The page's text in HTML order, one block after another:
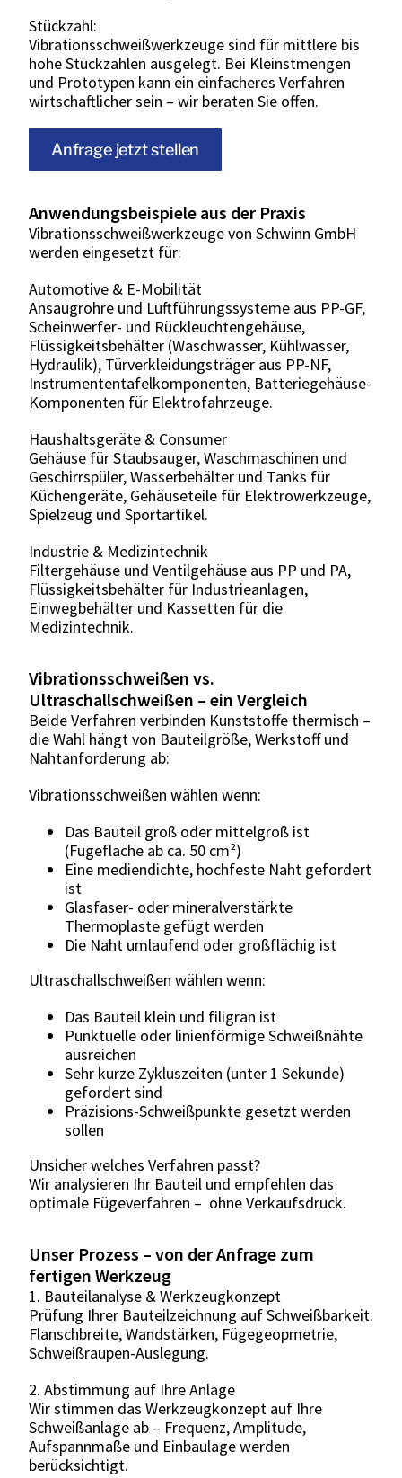
Stückzahl:
Vibrationsschweißwerkzeuge sind für mittlere bis
hohe Stückzahlen ausgelegt. Bei Kleinstmengen
und Prototypen kann ein einfacheres Verfahren
wirtschaftlicher sein – wir beraten Sie offen.
Anfrage jetzt stellen
Anwendungsbeispiele aus der Praxis
Vibrationsschweißwerkzeuge von Schwinn GmbH
werden eingesetzt für:
Automotive & E-Mobilität
Ansaugrohre und Luftführungssysteme aus PP-GF,
Scheinwerfer- und Rückleuchtengehäuse,
Flüssigkeitsbehälter (Waschwasser, Kühlwasser,
Hydraulik), Türverkleidungsträger aus PP-NF,
Instrumententafelkomponenten, Batteriegehäuse-
Komponenten für Elektrofahrzeuge.
Haushaltsgeräte & Consumer
Gehäuse für Staubsauger, Waschmaschinen und
Geschirrspüler, Wasserbehälter und Tanks für
Küchengeräte, Gehäuseteile für Elektrowerkzeuge,
Spielzeug und Sportartikel.
Industrie & Medizintechnik
Filtergehäuse und Ventilgehäuse aus PP und PA,
Flüssigkeitsbehälter für Industrieanlagen,
Einwegbehälter und Kassetten für die
Medizintechnik.
Vibrationsschweißen vs.
Ultraschallschweißen – ein Vergleich
Beide Verfahren verbinden Kunststoffe thermisch –
die Wahl hängt von Bauteilgröße, Werkstoff und
Nahtanforderung ab:
Vibrationsschweißen wählen wenn:
Das Bauteil groß oder mittelgroß ist
(Fügefläche ab ca. 50 cm²)
Eine mediendichte, hochfeste Naht gefordert
ist
Glasfaser- oder mineralverstärkte
Thermoplaste gefügt werden
Die Naht umlaufend oder großflächig ist
Ultraschallschweißen wählen wenn:
Das Bauteil klein und filigran ist
Punktuelle oder linienförmige Schweißnähte
ausreichen
Sehr kurze Zykluszeiten (unter 1 Sekunde)
gefordert sind
Präzisions-Schweißpunkte gesetzt werden
sollen
Unsicher welches Verfahren passt?
Wir analysieren Ihr Bauteil und empfehlen das
optimale Fügeverfahren – ohne Verkaufsdruck.
Unser Prozess – von der Anfrage zum
fertigen Werkzeug
1. Bauteilanalyse & Werkzeugkonzept
Prüfung Ihrer Bauteilzeichnung auf Schweißbarkeit:
Flanschbreite, Wandstärken, Fügegeopmetrie,
Schweißraupen-Auslegung.
2. Abstimmung auf Ihre Anlage
Wir stimmen das Werkzeugkonzept auf Ihre
Schweißanlage ab – Frequenz, Amplitude,
Aufspannmaße und Einbaulage werden
berücksichtigt.